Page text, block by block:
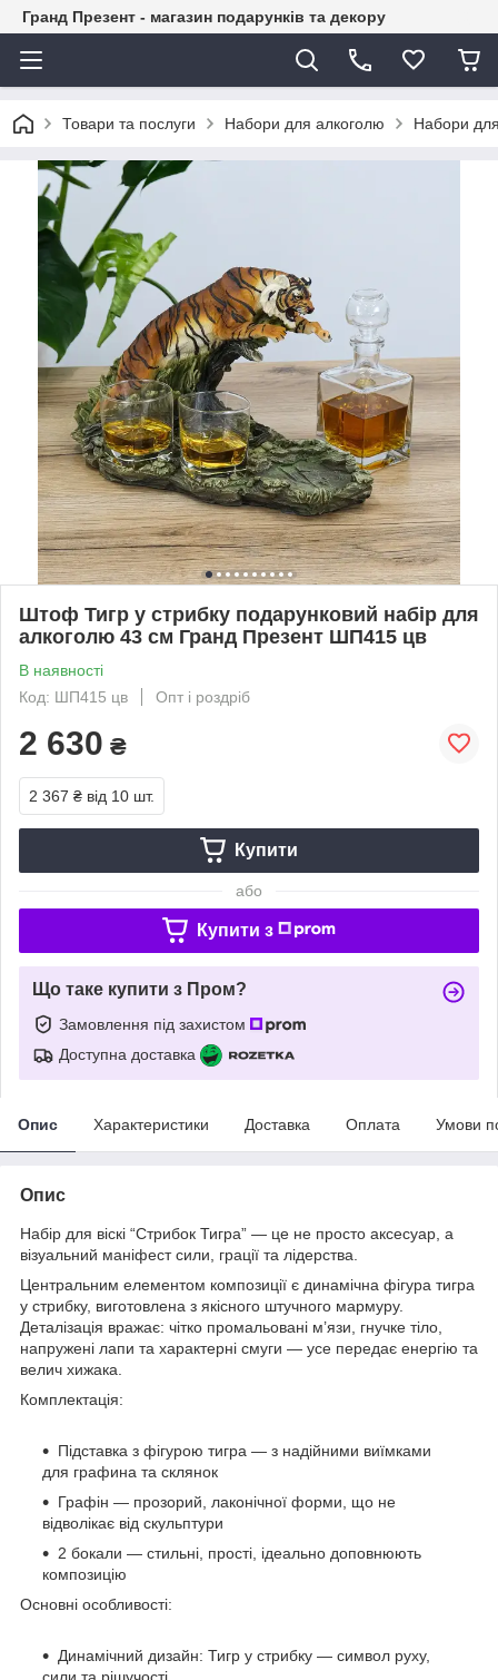
Гранд Презент - магазин подарунків та декору
Товари та послуги Набори для алкоголю Набори для
Штоф Тигр у стрибку подарунковий набір для
алкоголю 43 см Гранд Презент ШП415 цв
В наявності
Код: ШП415 цв
Опт і роздріб
2 630 ₴
2 367 ₴ від 10 шт.
Купити
або
Купити з
Що таке купити з Пром?
Замовлення під захистом
Доступна доставка
Опис Характеристики Доставка Оплата Умови
Опис
Набір для віскі “Стрибок Тигра” — це не просто аксесуар, а
візуальний маніфест сили, грації та лідерства.
Центральним елементом композиції є динамічна фігура тигра
у стрибку, виготовлена з якісного штучного мармуру.
Деталізація вражає: чітко промальовані м’язи, гнучке тіло,
напружені лапи та характерні смуги — усе передає енергію та
велич хижака.
Комплектація:
Підставка з фігурою тигра — з надійними виїмками
для графина та склянок
Графін — прозорий, лаконічної форми, що не
відволікає від скульптури
2 бокали — стильні, прості, ідеально доповнюють
композицію
Основні особливості:
Динамічний дизайн: Тигр у стрибку — символ руху,
сили та рішучості